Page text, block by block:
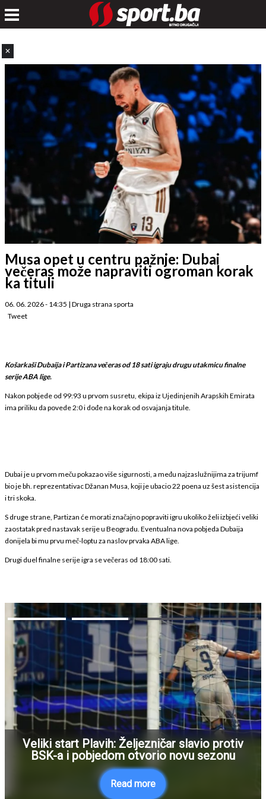
✕
Musa opet u centru pažnje: Dubai
večeras može napraviti ogroman korak
ka tituli
06. 06. 2026 - 14:35 | Druga strana sporta
Tweet
Košarkaši Dubaija i Partizana večeras od 18 sati igraju drugu utakmicu finalne
serije ABA lige.
Nakon pobjede od 99:93 u prvom susretu, ekipa iz Ujedinjenih Arapskih Emirata
ima priliku da povede 2:0 i dođe na korak od osvajanja titule.
Dubai je u prvom meču pokazao više sigurnosti, a među najzaslužnijima za trijumf
bio je bh. reprezentativac Džanan Musa, koji je ubacio 22 poena uz šest asistencija
i tri skoka.
S druge strane, Partizan će morati značajno popraviti igru ukoliko želi izbjeći veliki
zaostatak pred nastavak serije u Beogradu. Eventualna nova pobjeda Dubaija
donijela bi mu prvu meč-loptu za naslov prvaka ABA lige.
Drugi duel finalne serije igra se večeras od 18:00 sati.
Mudryk ostaje u Engleskoj, ali napušta
Chelsea u potrazi za novim početkom
Read more
Advertisement